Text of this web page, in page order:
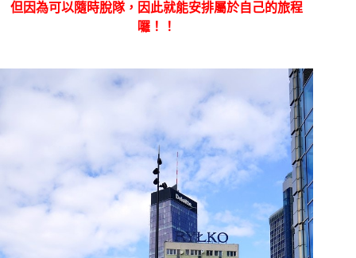
但因為可以隨時脫隊，因此就能安排屬於自己的旅程
囉！！